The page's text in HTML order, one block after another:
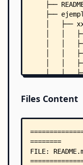
├──
├──
│   ├──
│   │
│   │
│   │
│   │
│   │
│   │
│   │
│   │   │
│   │   │
│   │   │
│   │   │
Files Content